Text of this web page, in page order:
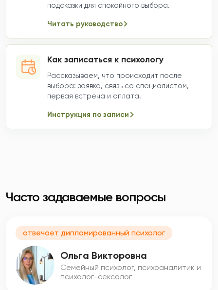
подсказки для спокойного выбора.
Читать руководство
Как записаться к психологу
Рассказываем, что происходит после
выбора: заявка, связь со специалистом,
первая встреча и оплата.
Инструкция по записи
Часто задаваемые вопросы
отвечает дипломированный психолог
Ольга Викторовна
Семейный психолог, психоаналитик и
психолог-сексолог